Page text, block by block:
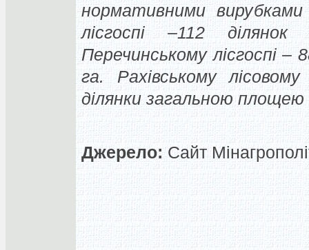
нормативними вирубками
лісгоспі –112
Перечинському лісгоспі
га. Рахівському
ділянки загальною площею
Джерело: Сайт